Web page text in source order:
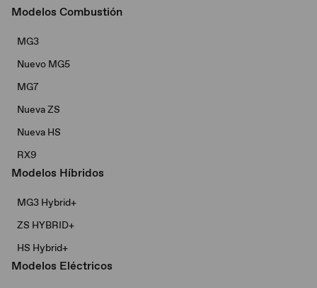
Modelos Combustión
MG3
Nuevo MG5
MG7
Nueva ZS
Nueva HS
RX9
Modelos Híbridos
MG3 Hybrid+​
ZS HYBRID+
HS Hybrid+
Modelos Eléctricos